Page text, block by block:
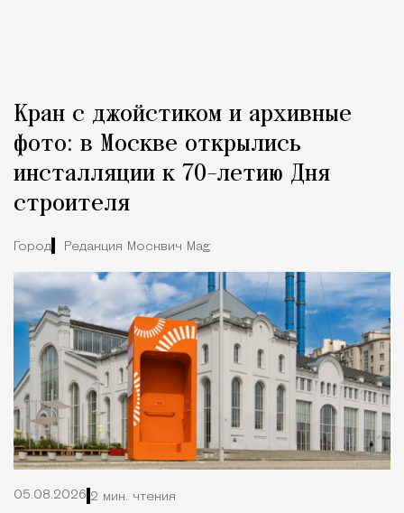
Кран с джойстиком и архивные
фото: в Москве открылись
инсталляции к 70-летию Дня
строителя
Город Редакция Москвич Mag
05.08.2026 2 мин. чтения